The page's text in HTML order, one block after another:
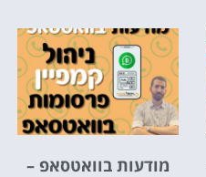
מודעות בוואטסאפ –